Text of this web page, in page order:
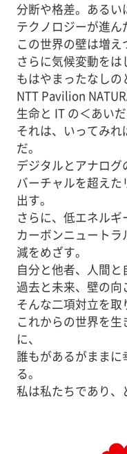
分断や格差。あるい
テクノロジーが進ん
この世界の壁は増え
さらに気候変動をは
もはやまったなしの
NTT Pavilion
生命と IT の＜あいだ
それは、いってみ
だ。
デジタルとアナログ
バーチャルを超え
出す。
さらに、低エネルギ
カーボンニュート
減をめざす。
自分と他者、人間と
過去と未来、壁の向
そんな二項対立を取
これからの世界を
に、
誰もがあるがままに
る。
私は私たちであり、